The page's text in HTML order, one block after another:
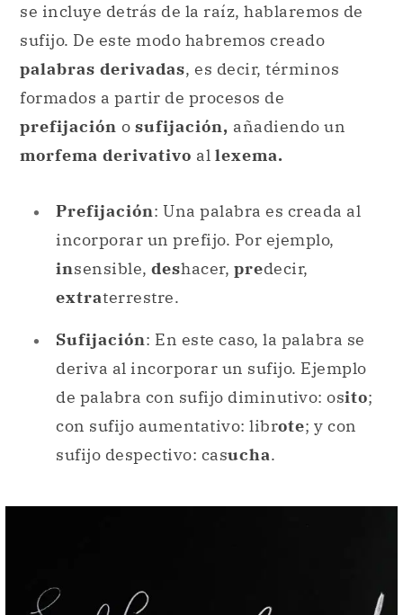
se incluye detrás de la raíz, hablaremos de
sufijo. De este modo habremos creado
palabras derivadas, es decir, términos
formados a partir de procesos de
prefijación o sufijación, añadiendo un
morfema derivativo al lexema.
Prefijación: Una palabra es creada al
incorporar un prefijo. Por ejemplo,
insensible, deshacer, predecir,
extraterrestre.
Sufijación: En este caso, la palabra se
deriva al incorporar un sufijo. Ejemplo
de palabra con sufijo diminutivo: osito;
con sufijo aumentativo: librote; y con
sufijo despectivo: casucha.